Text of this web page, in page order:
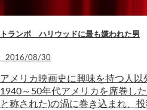
トランボ ハリウッドに最も嫌われた男
2016/08/30
アメリカ映画史に興味を持つ人以
1940～50年代アメリカを席巻し
と称された)の渦に巻き込まれ、